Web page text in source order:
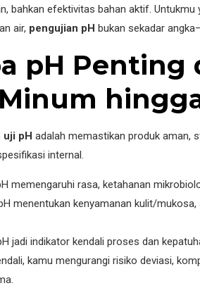
bahkan efektivitas bahan aktif.
air, pengujian pH bukan sekadar
pH Penting
uji pH adalah memastikan produk aman,
internal.
memengaruhi rasa, ketahanan
menentukan kenyamanan kulit/
jadi indikator kendali proses dan
kamu mengurangi risiko deviasi,